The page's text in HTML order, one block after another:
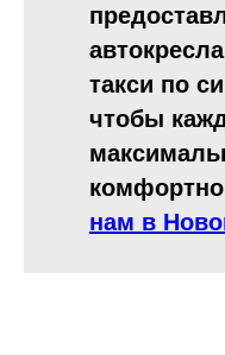
такси по
чтобы
нам в